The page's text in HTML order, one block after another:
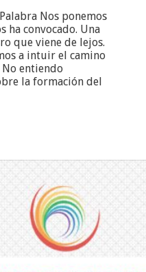
Nos ponemos
ha convocado. Una
que viene de lejos.
a intuir el camino
entiendo
la formación del